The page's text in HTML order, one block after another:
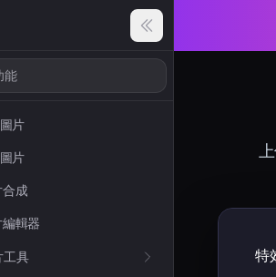
片
片
成
輯器
工具
特